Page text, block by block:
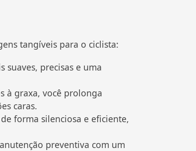
tangíveis para o ciclista:
precisas e uma
à graxa, você prolonga
caras.
forma silenciosa e eficiente,
preventiva com um